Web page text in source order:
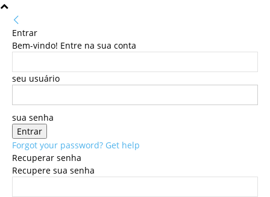
Entrar
Bem-vindo! Entre na sua conta
seu usuário
sua senha
Forgot your password? Get help
Recuperar senha
Recupere sua senha